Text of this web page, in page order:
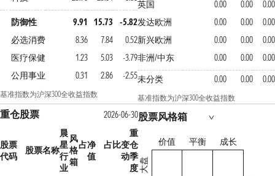
防御性 9.91 15.73
-5.82
必选消费
8.36 7.84
0.52
医疗保健
1.23 5.03
-3.79
公用事业
0.31 2.86 -2.55
基准指数为沪深300全收益指数
英国
0.00 0.00
0.00
发达欧洲
0.00 0.00
0.00
新兴欧洲
0.00 0.00
0.00
非洲/中东
0.00 0.00
0.00
未分类
0.00 0.00 0.00
基准指数为沪深300全收益指数
重仓股票 2026-06-30
股票
代码
股票名称
晨
星
行
业
风
格
箱
占净
值
占比变
动
重
仓
季
度
股票风格箱
价值 平衡 成长
大盘